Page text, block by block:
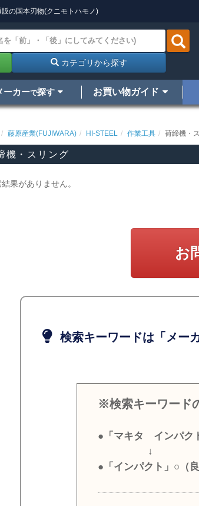
の国本刃物(クニモトハモノ)
カテゴリから探す
ーカーで探す お買い物ガイド
藤原産業(FUJIWARA) HI-STEEL 作業工具 荷締機・
機・スリング
果がありません。
お
検索キーワードは「メー
※検索キーワード
●「マキタ インパク
↓
●「インパクト」○（良